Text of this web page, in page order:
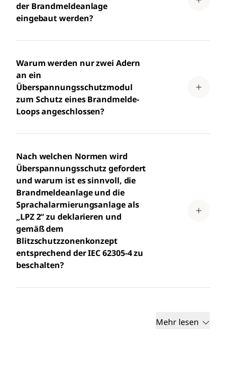
der Brandmeldeanlage
eingebaut werden?
Warum werden nur zwei Adern
an ein
Überspannungsschutzmodul
zum Schutz eines Brandmelde-
Loops angeschlossen?
Nach welchen Normen wird
Überspannungsschutz gefordert
und warum ist es sinnvoll, die
Brandmeldeanlage und die
Sprachalarmierungsanlage als
„LPZ 2“ zu deklarieren und
gemäß dem
Blitzschutzzonenkonzept
entsprechend der IEC 62305-4 zu
beschalten?
Mehr lesen